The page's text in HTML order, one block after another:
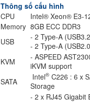
Thông số cấu hình
CPU
Intel® Xeon® E3-
Memory 8GB ECC DDR3
USB
- 2 Type-A
- 2 Type-A
KVM
- ASPEED
iKVM support
SATA
Intel® C226 : 6 x
Storage
- 2 x RJ45 Gigabit